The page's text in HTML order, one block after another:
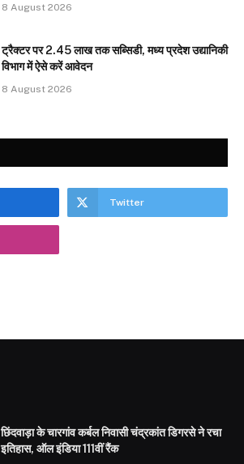
8 August 2026
ट्रैक्टर पर 2.45 लाख तक सब्सिडी, मध्य प्रदेश उद्यानिकी
विभाग में ऐसे करें आवेदन
8 August 2026
Twitter
छिंदवाड़ा के चारगांव कर्बल निवासी चंद्रकांत डिगरसे ने रचा
इतिहास, ऑल इंडिया 111वीं रैंक